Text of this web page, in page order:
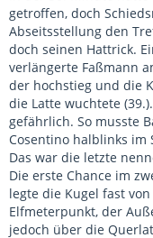
getroffen, doch
Abseitsstellung den
doch seinen Hattrick.
verlängerte Faßmann
der hochstieg und die
die Latte wuchtete
gefährlich. So musste
Cosentino halblinks im
Das war die letzte
Die erste Chance im
legte die Kugel fast
Elfmeterpunkt, der
jedoch über die